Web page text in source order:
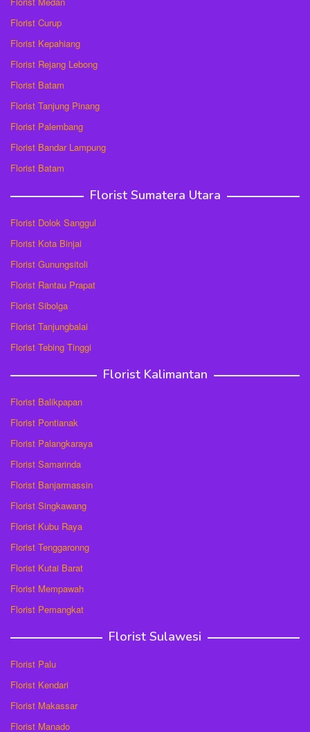
Florist Curup
Florist Kepahiang
Florist Rejang Lebong
Florist Batam
Florist Tanjung Pinang
Florist Palembang
Florist Bandar Lampung
Florist Batam
Florist Sumatera Utara
Florist Dolok Sanggul
Florist Kota Binjai
Florist Gunungsitoli
Florist Rantau Prapat
Florist Sibolga
Florist Tanjungbalai
Florist Tebing Tinggi
Florist Kalimantan
Florist Balikpapan
Florist Pontianak
Florist Palangkaraya
Florist Samarinda
Florist Banjarmassin
Florist Singkawang
Florist Kubu Raya
Florist Tenggaronng
Florist Kutai Barat
Florist Mempawah
Florist Pemangkat
Florist Sulawesi
Florist Palu
Florist Kendari
Florist Makassar
Florist Manado